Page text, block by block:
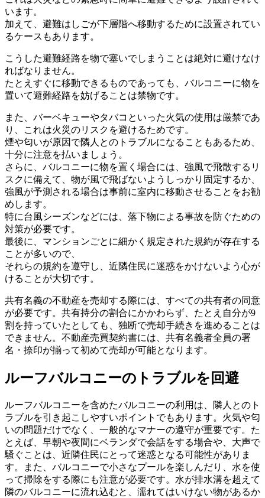
います。
加えて、避難はしごが下層階へ移動するために設置されてい
るケースもあります。
こうした避難経路を物で塞いでしまうことは絶対に避けなけ
ればなりません。
たとえすぐに移動できるものであっても、バルコニーに物を
置いて避難経路を妨げることは禁物です。
また、バーベキューやタバコといった火気の使用は厳禁であ
り、これは火災のリスクを避けるためです。
煙や匂いが原因で隣人とのトラブルになることもあるため、
十分に注意を払いましょう。
さらに、バルコニーに物を置く場合には、強風で飛散するリ
スクに備えて、物が風で飛ばないようしっかり固定するか、
強風が予測される場合は事前に室内に移動させることをお勧
めします。
特に台風シーズンなどには、落下物による事故を防ぐための
対策が必要です。
最後に、マンションごとに細かく規定された規約が存在する
ことが多いので、
それらの規約を遵守し、近隣住民に迷惑をかけないよう心が
けることが大切です。
共有名義の不動産を売却する際には、すべての共有者の同意
が必要です。共有持分の割合にかかわらず、たとえ自分が9
割を持っていたとしても、独断で売却手続きを進めることは
できません。不動産売買契約書には、共有名義者全員の署
名・捺印が揃って初めて売却が可能となります。
ルーフバルコニーのトラブルを回避
ルーフバルコニーを含めたバルコニーの利用は、隣人とのト
ラブルを引き起こしやすいポイントでもあります。火気や匂
いの問題だけでなく、一般的なマナーの遵守が重要です。た
とえば、早朝や夜間にベランダで会話をする場合や、大声で
騒ぐことは、近隣住民にとって迷惑となる可能性がありま
す。また、バルコニーで小さなプールを楽しんだり、水を使
って掃除をする際にも注意が必要です。水が排水溝を超えて
隣のバルコニーに流れ込むと、濡れてはいけない物があるか